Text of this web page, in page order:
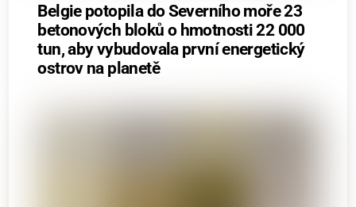
Belgie potopila do Severního moře 23
betonových bloků o hmotnosti 22 000
tun, aby vybudovala první energetický
ostrov na planetě